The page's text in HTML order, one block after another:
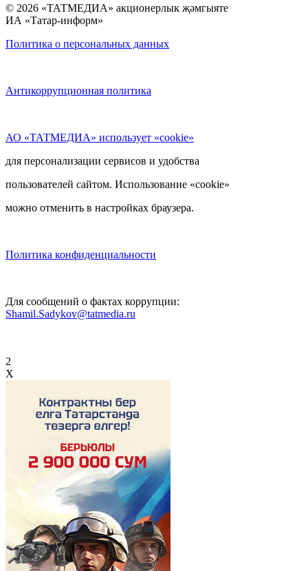
© 2026 «ТАТМЕДИА» акционерлык җәмгыяте
ИА «Татар-информ»
Политика о персональных данных
Антикоррупционная политика
АО «ТАТМЕДИА» использует «cookie»
для персонализации сервисов и удобства
пользователей сайтом. Использование «cookie»
можно отменить в настройках браузера.
Политика конфиденциальности
Для сообщений о фактах коррупции:
Shamil.Sadykov@tatmedia.ru
2
X